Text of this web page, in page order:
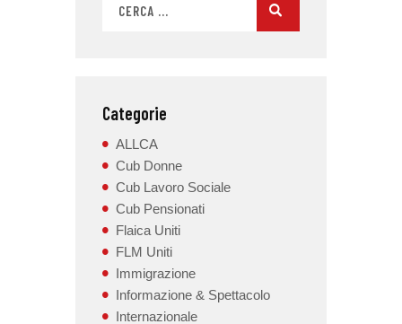
Categorie
ALLCA
Cub Donne
Cub Lavoro Sociale
Cub Pensionati
Flaica Uniti
FLM Uniti
Immigrazione
Informazione & Spettacolo
Internazionale